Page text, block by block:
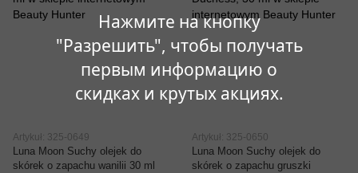
Нажмите на кнопку
"Разрешить", чтобы получать
первым информацию о
скидках и крутых акциях.
Artykuł: 325-0649
Luna Moon Suchy olejek do
skórek o zapachu wanilii 30 ml
Artykuł: 325-0650
Luna Moon Suchy olejek do
skórek o zapachu gruszki